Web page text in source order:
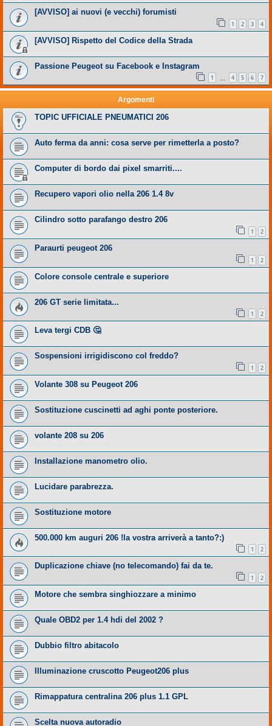
[AVVISO] ai nuovi (e vecchi) forumisti
1 2 3 4
[AVVISO] Rispetto del Codice della Strada
Passione Peugeot su Facebook e Instagram
1 4 5 6 7
Argomenti
TOPIC UFFICIALE PNEUMATICI 206
Auto ferma da anni: cosa serve per rimetterla a posto?
Computer di bordo dai pixel smarriti....
Recupero vapori olio nella 206 1.4 8v
Cilindro sotto parafango destro 206
1 2
Paraurti peugeot 206
1 2
Colore console centrale e superiore
206 GT serie limitata...
1 2
Leva tergi CDB 🤔
Sospensioni irrigidiscono col freddo?
1 2
Volante 308 su Peugeot 206
Sostituzione cuscinetti ad aghi ponte posteriore.
volante 208 su 206
Installazione manometro olio.
Lucidare parabrezza.
Sostituzione motore
500.000 km auguri 206 !la vostra arriverà a tanto?:)
1 2
Duplicazione chiave (no telecomando) fai da te.
1 2
Motore che sembra singhiozzare a minimo
Quale OBD2 per 1.4 hdi del 2002 ?
Dubbio filtro abitacolo
Illuminazione cruscotto Peugeot206 plus
Rimappatura centralina 206 plus 1.1 GPL
Scelta nuova autoradio